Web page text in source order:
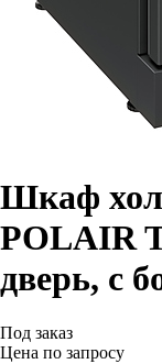
Шкаф
POLAIR
дверь, с
Под заказ
Цена по запросу